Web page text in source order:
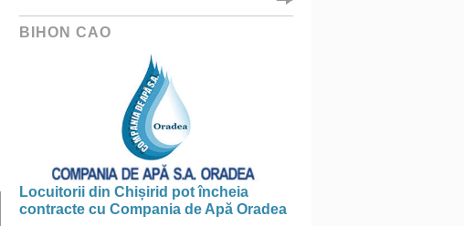
BIHON CAO
Locuitorii din Chișirid pot încheia
contracte cu Compania de Apă Oradea